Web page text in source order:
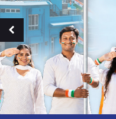
Previous